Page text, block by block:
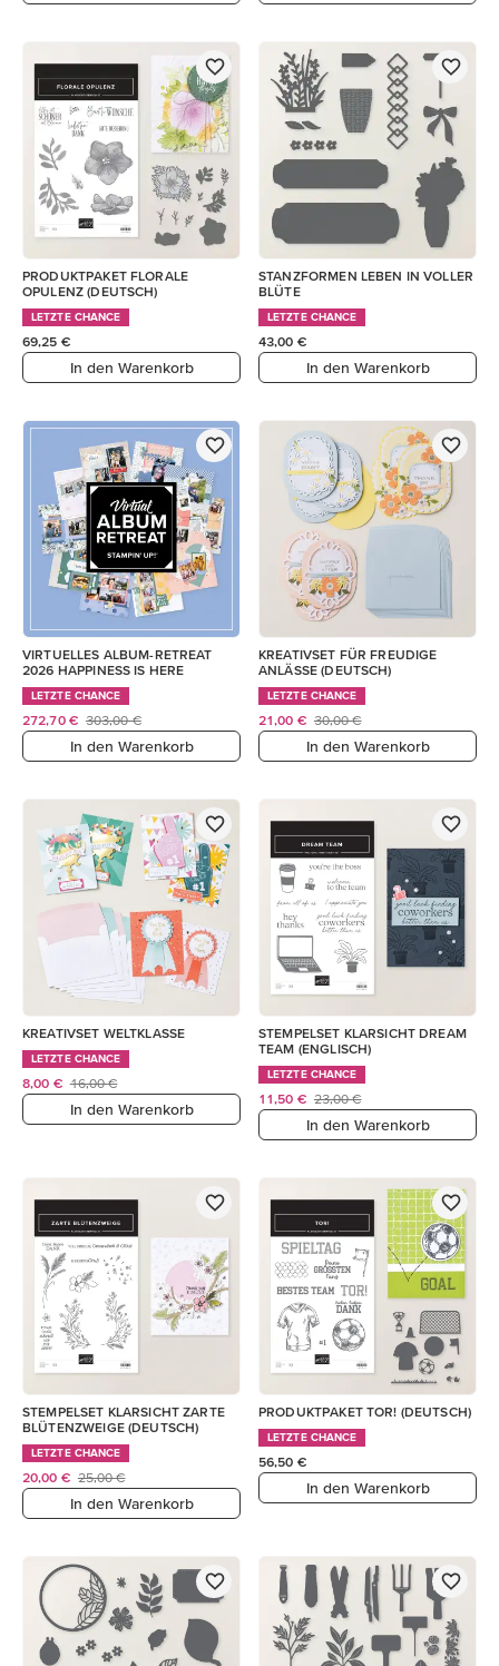
PRODUKTPAKET FLORALE
OPULENZ (DEUTSCH)
LETZTE CHANCE
69,25 €
In den Warenkorb
STANZFORMEN LEBEN IN VOLLER
BLÜTE
LETZTE CHANCE
43,00 €
In den Warenkorb
VIRTUELLES ALBUM-RETREAT
2026 HAPPINESS IS HERE
LETZTE CHANCE
272,70 € 303,00 €
In den Warenkorb
KREATIVSET FÜR FREUDIGE
ANLÄSSE (DEUTSCH)
LETZTE CHANCE
21,00 € 30,00 €
In den Warenkorb
KREATIVSET WELTKLASSE
LETZTE CHANCE
8,00 € 16,00 €
In den Warenkorb
STEMPELSET KLARSICHT DREAM
TEAM (ENGLISCH)
LETZTE CHANCE
11,50 € 23,00 €
In den Warenkorb
STEMPELSET KLARSICHT ZARTE
BLÜTENZWEIGE (DEUTSCH)
LETZTE CHANCE
20,00 € 25,00 €
In den Warenkorb
PRODUKTPAKET TOR! (DEUTSCH)
LETZTE CHANCE
56,50 €
In den Warenkorb